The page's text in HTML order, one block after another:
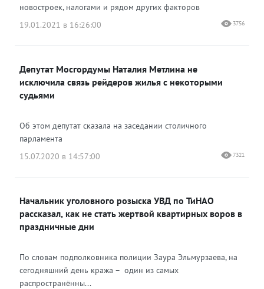
новостроек, налогами и рядом других факторов
19.01.2021 в 16:26:00
3756
Депутат Мосгордумы Наталия Метлина не
исключила связь рейдеров жилья с некоторыми
судьями
Об этом депутат сказала на заседании столичного
парламента
15.07.2020 в 14:57:00
7321
Начальник уголовного розыска УВД по ТиНАО
рассказал, как не стать жертвой квартирных воров в
праздничные дни
По словам подполковника полиции Заура Эльмурзаева, на
сегодняшний день кража – один из самых
распространённы...